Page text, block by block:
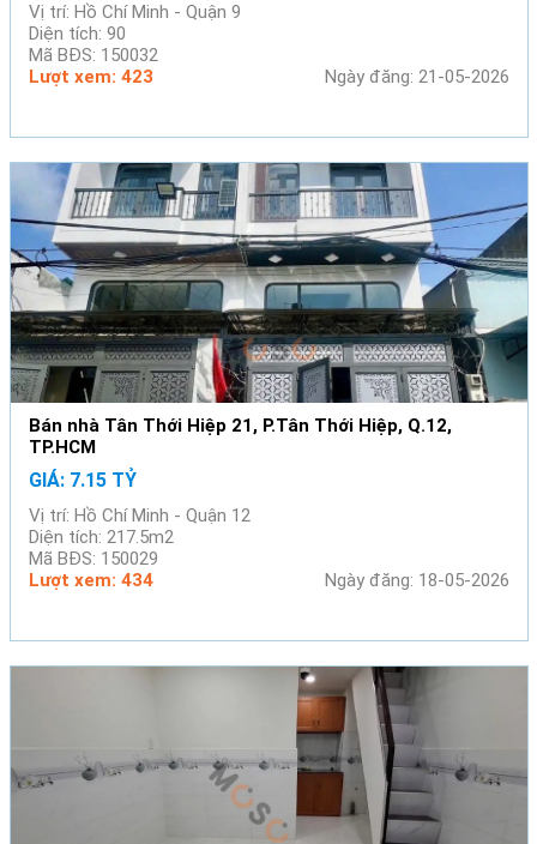
Vị trí: Hồ Chí Minh - Quận 9
Diện tích: 90
Mã BĐS: 150032
Lượt xem: 423
Ngày đăng: 21-05-2026
Bán nhà Tân Thới Hiệp 21, P.Tân Thới Hiệp, Q.12,
TP.HCM
GIÁ: 7.15 TỶ
Vị trí: Hồ Chí Minh - Quận 12
Diện tích: 217.5m2
Mã BĐS: 150029
Lượt xem: 434
Ngày đăng: 18-05-2026